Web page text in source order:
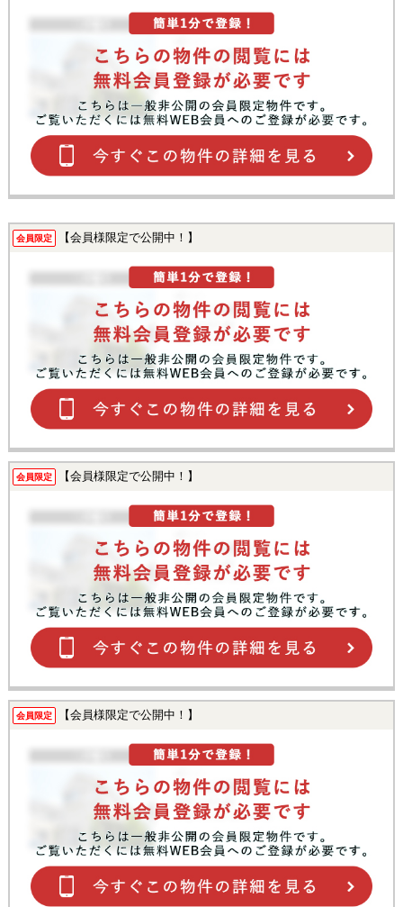
会員限定 【会員様限定で公開中！】
会員限定 【会員様限定で公開中！】
会員限定 【会員様限定で公開中！】